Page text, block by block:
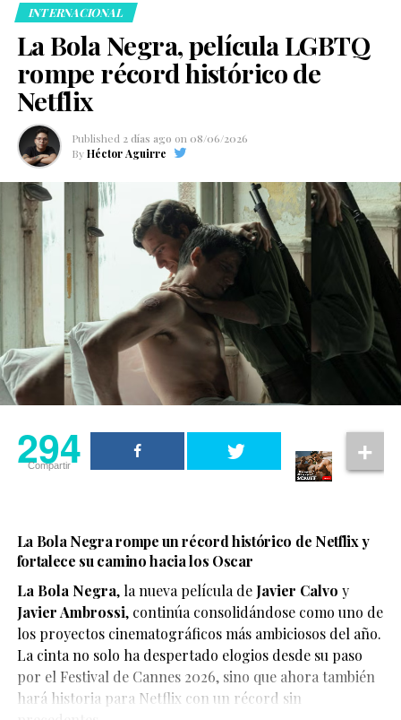
Según el medio estadounidense, Marvel Studios realizó
INTERNACIONAL
La Bola Negra, película LGBTQ
rompe récord histórico de
Netflix
Published 2 días ago on 08/06/2026
By Héctor Aguirre
294
Compartir
La Bola Negra rompe un récord histórico de Netflix y
fortalece su camino hacia los Oscar
La Bola Negra, la nueva película de Javier Calvo y
Javier Ambrossi, continúa consolidándose como uno de
los proyectos cinematográficos más ambiciosos del año.
La cinta no solo ha despertado elogios desde su paso
por el Festival de Cannes 2026, sino que ahora también
hará historia para Netflix con un récord sin